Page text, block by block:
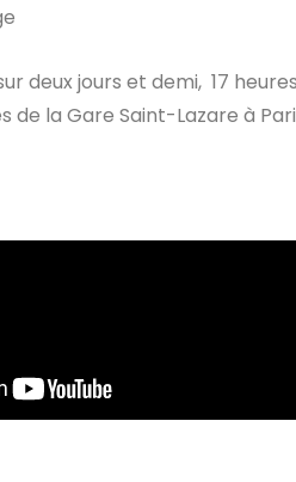
deux jours et demi, 17
de la Gare Saint-Lazare à